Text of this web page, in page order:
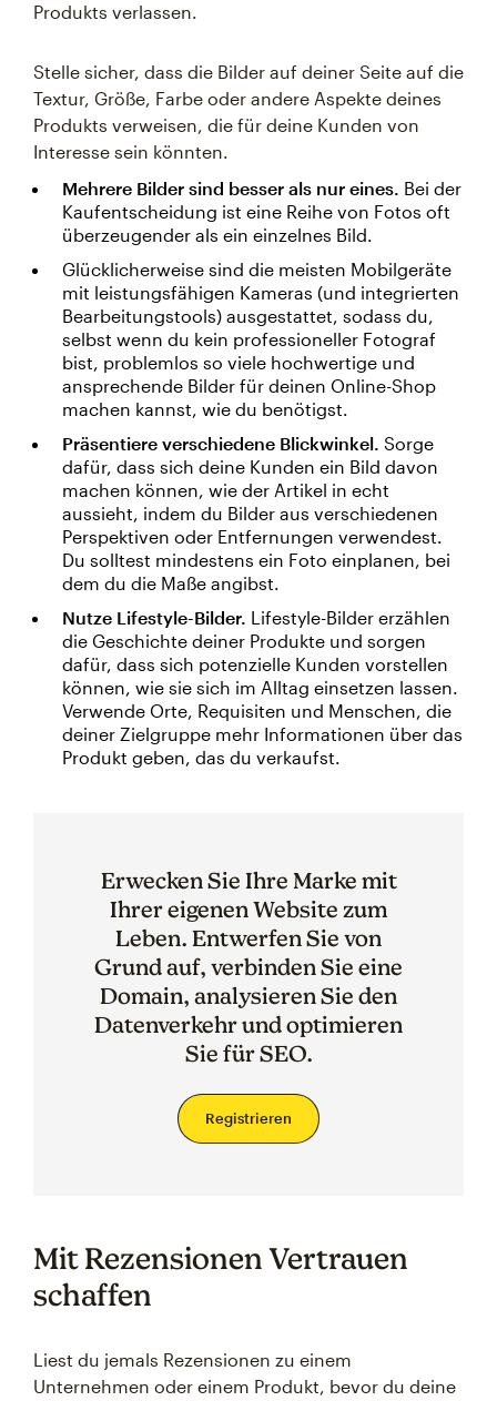
Produkts verlassen.
Stelle sicher, dass die Bilder auf deiner Seite auf die
Textur, Größe, Farbe oder andere Aspekte deines
Produkts verweisen, die für deine Kunden von
Interesse sein könnten.
Mehrere Bilder sind besser als nur eines. Bei der
Kaufentscheidung ist eine Reihe von Fotos oft
überzeugender als ein einzelnes Bild.
Glücklicherweise sind die meisten Mobilgeräte
mit leistungsfähigen Kameras (und integrierten
Bearbeitungstools) ausgestattet, sodass du,
selbst wenn du kein professioneller Fotograf
bist, problemlos so viele hochwertige und
ansprechende Bilder für deinen Online-Shop
machen kannst, wie du benötigst.
Präsentiere verschiedene Blickwinkel. Sorge
dafür, dass sich deine Kunden ein Bild davon
machen können, wie der Artikel in echt
aussieht, indem du Bilder aus verschiedenen
Perspektiven oder Entfernungen verwendest.
Du solltest mindestens ein Foto einplanen, bei
dem du die Maße angibst.
Nutze Lifestyle-Bilder. Lifestyle-Bilder erzählen
die Geschichte deiner Produkte und sorgen
dafür, dass sich potenzielle Kunden vorstellen
können, wie sie sich im Alltag einsetzen lassen.
Verwende Orte, Requisiten und Menschen, die
deiner Zielgruppe mehr Informationen über das
Produkt geben, das du verkaufst.
Erwecken Sie Ihre Marke mit
Ihrer eigenen Website zum
Leben. Entwerfen Sie von
Grund auf, verbinden Sie eine
Domain, analysieren Sie den
Datenverkehr und optimieren
Sie für SEO.
Registrieren
Mit Rezensionen Vertrauen
schaffen
Liest du jemals Rezensionen zu einem
Unternehmen oder einem Produkt, bevor du deine